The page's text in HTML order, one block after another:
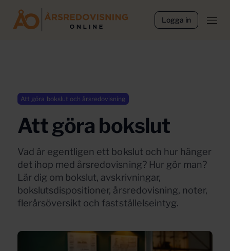
Logga in
Att göra bokslut och årsredovisning
Att göra bokslut
Vad är egentligen ett bokslut och hur hänger
det ihop med årsredovisning? Hur gör man?
Lär dig om bokslut, avskrivningar,
bokslutsdispositioner, årsredovisning, noter,
flerårsöversikt och fastställelseintyg.